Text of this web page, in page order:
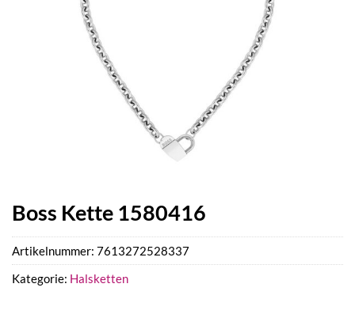
Boss Kette 1580416
Artikelnummer: 7613272528337
Kategorie: Halsketten